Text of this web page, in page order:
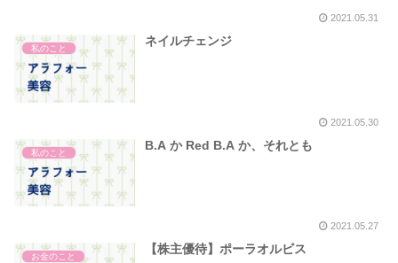
2021.05.31
私のこと
ネイルチェンジ
2021.05.30
私のこと
B.A か Red B.A か、それとも
2021.05.27
お金のこと
【株主優待】ポーラオルビス